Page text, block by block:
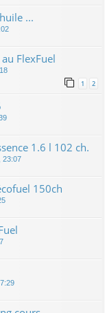
...
FlexFuel
1 2
1.6 l 102 ch.
23:07
150ch